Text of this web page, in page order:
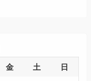
金 土 日